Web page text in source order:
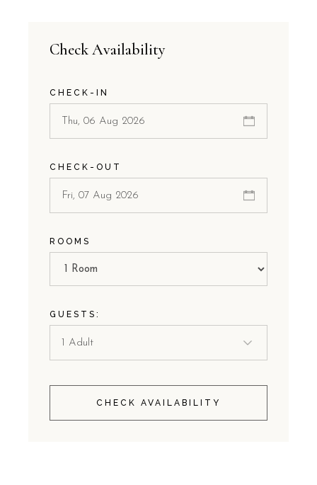
Check Availability
CHECK-IN
CHECK-OUT
ROOMS
GUESTS:
CHECK AVAILABILITY